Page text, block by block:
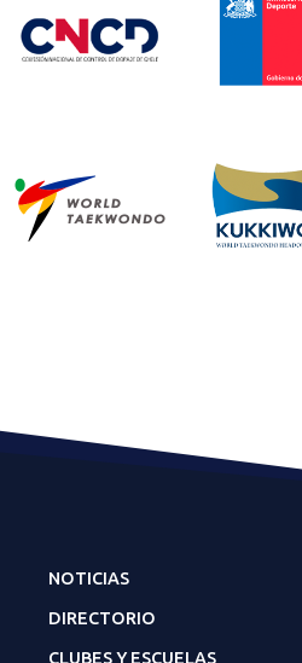
NOTICIAS
DIRECTORIO
CLUBES Y ESCUELAS